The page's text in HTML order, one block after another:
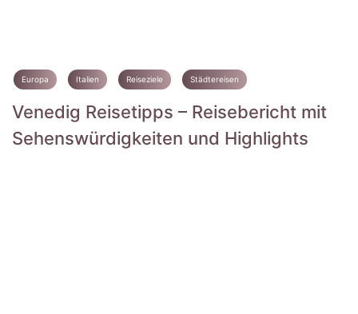
Europa Italien Reiseziele Städtereisen
Venedig Reisetipps – Reisebericht mit
Sehenswürdigkeiten und Highlights